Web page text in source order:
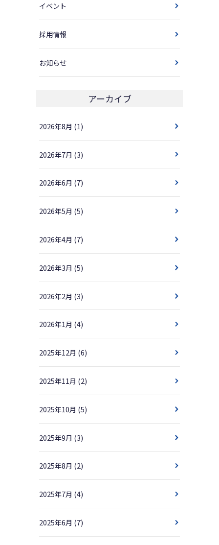
イベント
採用情報
お知らせ
アーカイブ
2026年8月 (1)
2026年7月 (3)
2026年6月 (7)
2026年5月 (5)
2026年4月 (7)
2026年3月 (5)
2026年2月 (3)
2026年1月 (4)
2025年12月 (6)
2025年11月 (2)
2025年10月 (5)
2025年9月 (3)
2025年8月 (2)
2025年7月 (4)
2025年6月 (7)